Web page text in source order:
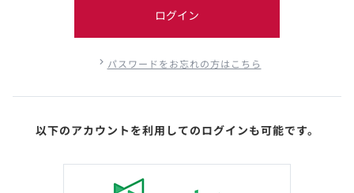
ログイン
パスワードをお忘れの方はこちら
以下のアカウントを利用してのログインも可能です。